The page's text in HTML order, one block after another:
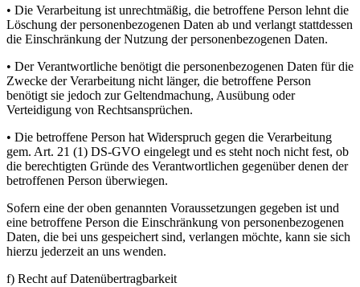
• Die Verarbeitung ist unrechtmäßig, die betroffene Person lehnt die
Löschung der personenbezogenen Daten ab und verlangt stattdessen
die Einschränkung der Nutzung der personenbezogenen Daten.
• Der Verantwortliche benötigt die personenbezogenen Daten für die
Zwecke der Verarbeitung nicht länger, die betroffene Person
benötigt sie jedoch zur Geltendmachung, Ausübung oder
Verteidigung von Rechtsansprüchen.
• Die betroffene Person hat Widerspruch gegen die Verarbeitung
gem. Art. 21 (1) DS-GVO eingelegt und es steht noch nicht fest, ob
die berechtigten Gründe des Verantwortlichen gegenüber denen der
betroffenen Person überwiegen.
Sofern eine der oben genannten Voraussetzungen gegeben ist und
eine betroffene Person die Einschränkung von personenbezogenen
Daten, die bei uns gespeichert sind, verlangen möchte, kann sie sich
hierzu jederzeit an uns wenden.
f) Recht auf Datenübertragbarkeit